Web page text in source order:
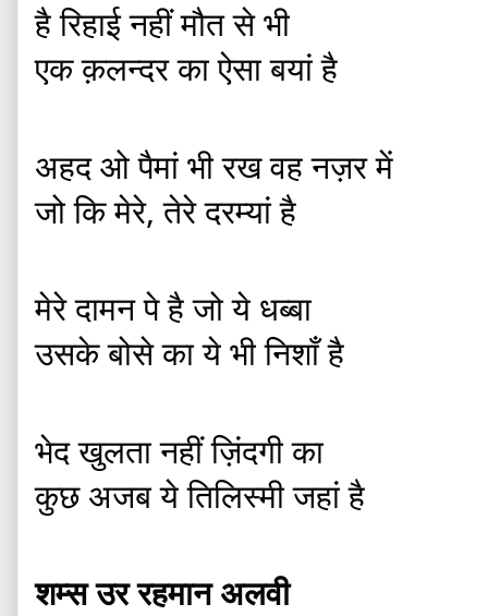
है रिहाई नहीं मौत से भी
एक क़लन्दर का ऐसा बयां है
अहद ओ पैमां भी रख वह नज़र में
जो कि मेरे, तेरे दरम्यां है
मेरे दामन पे है जो ये धब्बा
उसके बोसे का ये भी निशाँ है
भेद खुलता नहीं ज़िंदगी का
कुछ अजब ये तिलिस्मी जहां है
शम्स उर रहमान अलवी